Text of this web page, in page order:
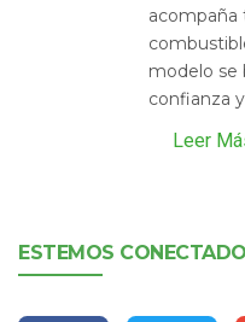
acompaña
modelo se
confianza
Leer
ESTEMOS